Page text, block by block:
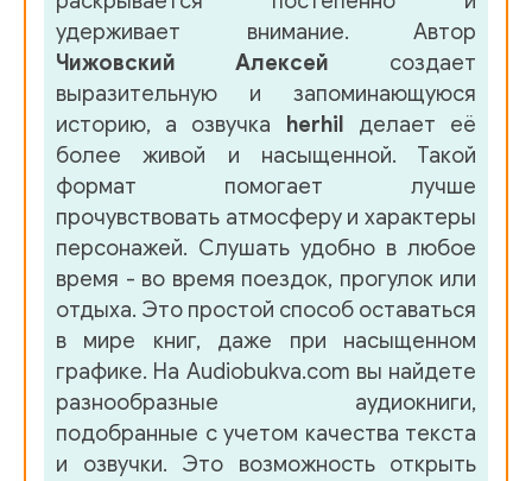
42
43
44
45
46
48
49
50
51
удерживает внимание. Автор
Чижовский Алексей создает
выразительную и запоминающуюся
историю, а озвучка herhil делает её
более живой и насыщенной. Такой
формат помогает лучше
прочувствовать атмосферу и характеры
персонажей. Слушать удобно в любое
время - во время поездок, прогулок или
отдыха. Это простой способ оставаться
в мире книг, даже при насыщенном
графике. На Audiobukva.com вы найдете
разнообразные аудиокниги,
подобранные с учетом качества текста
и озвучки. Это возможность открыть